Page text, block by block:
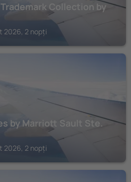
Collection by
2026, 2 nopți
by Marriott Sault Ste.
2026, 2 nopți